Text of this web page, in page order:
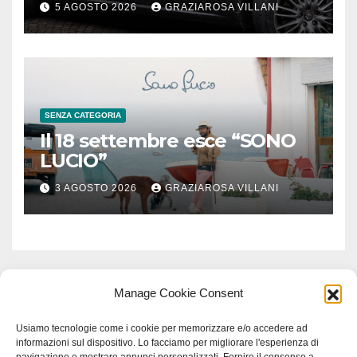
Manage Cookie Consent
Usiamo tecnologie come i cookie per memorizzare e/o accedere ad
informazioni sul dispositivo. Lo facciamo per migliorare l'esperienza di
5 AGOSTO 2026 GRAZIAROSA VILLANI
SENZA CATEGORIA
Il 18 settembre esce “SONO
LUCIO”
3 AGOSTO 2026 GRAZIAROSA VILLANI